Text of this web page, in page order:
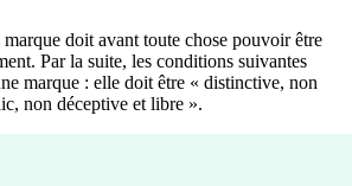
marque doit avant toute chose pouvoir être
Par la suite, les conditions suivantes
marque : elle doit être « distinctive, non
non déceptive et libre ».